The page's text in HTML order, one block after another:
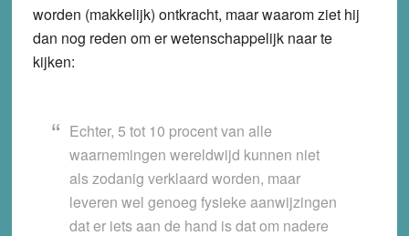
worden (makkelijk) ontkracht, maar waarom ziet hij
dan nog reden om er wetenschappelijk naar te
kijken:
Echter, 5 tot 10 procent van alle
waarnemingen wereldwijd kunnen niet
als zodanig verklaard worden, maar
leveren wel genoeg fysieke aanwijzingen
dat er iets aan de hand is dat om nadere